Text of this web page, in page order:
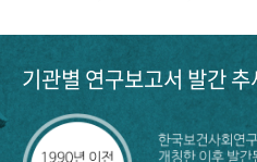
기관별 연구보고서 발간 추